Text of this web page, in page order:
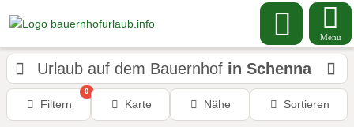
Menu
Urlaub auf dem Bauernhof in Schenna
Filtern
0
Karte Nähe Sortieren